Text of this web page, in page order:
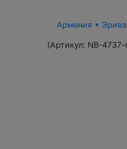
Армения •
(Артикул: NB-4737-